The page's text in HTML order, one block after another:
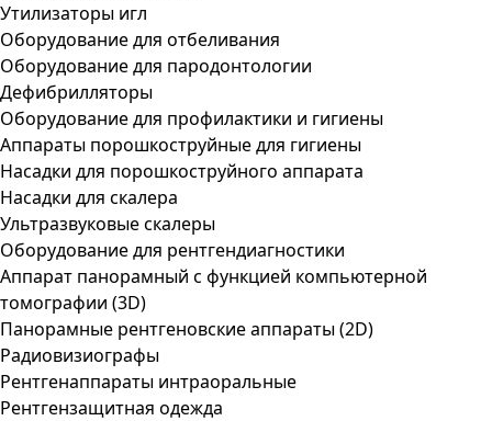
Утилизаторы игл
Оборудование для отбеливания
Оборудование для пародонтологии
Дефибрилляторы
Оборудование для профилактики и гигиены
Аппараты порошкоструйные для гигиены
Насадки для порошкоструйного аппарата
Насадки для скалера
Ультразвуковые скалеры
Оборудование для рентгендиагностики
Аппарат панорамный с функцией компьютерной
томографии (3D)
Панорамные рентгеновские аппараты (2D)
Радиовизиографы
Рентгенаппараты интраоральные
Рентгензащитная одежда